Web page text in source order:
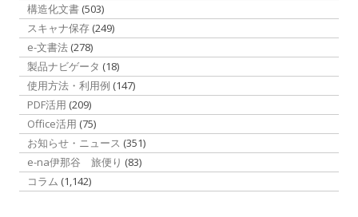
構造化文書 (503)
スキャナ保存 (249)
e-文書法 (278)
製品ナビゲータ (18)
使用方法・利用例 (147)
PDF活用 (209)
Office活用 (75)
お知らせ・ニュース (351)
e-na伊那谷 旅便り (83)
コラム (1,142)